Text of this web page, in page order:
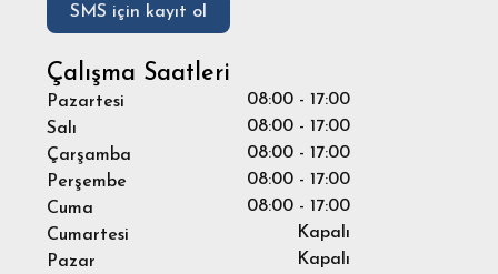
SMS için kayıt ol
Çalışma Saatleri
Pazartesi
08:00 - 17:00
Salı
08:00 - 17:00
Çarşamba
08:00 - 17:00
Perşembe
08:00 - 17:00
Cuma
08:00 - 17:00
Cumartesi
Kapalı
Pazar
Kapalı